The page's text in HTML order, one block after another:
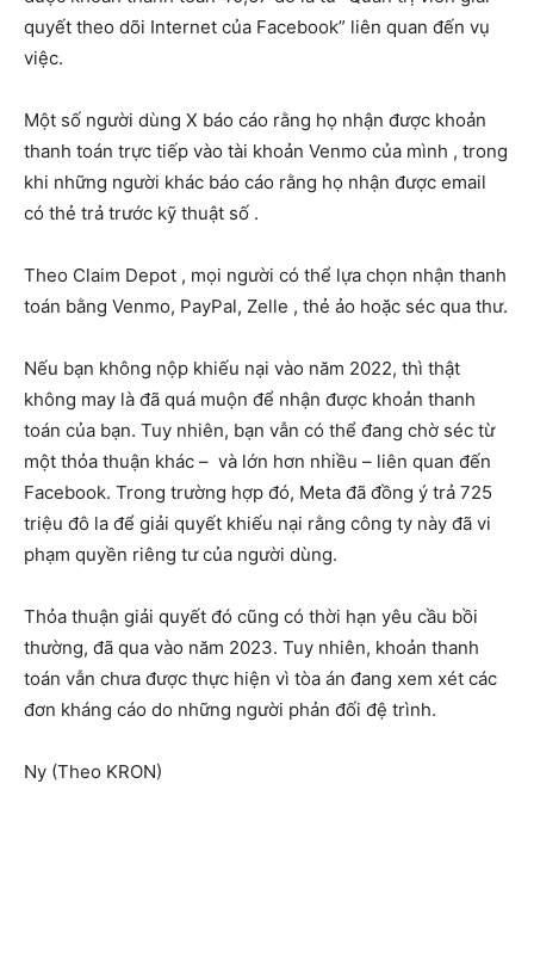
quyết theo dõi Internet của Facebook” liên quan đến vụ
việc.
Một số người dùng X báo cáo rằng họ nhận được khoản
thanh toán trực tiếp vào tài khoản Venmo của mình , trong
khi những người khác báo cáo rằng họ nhận được email
có thẻ trả trước kỹ thuật số .
Theo Claim Depot , mọi người có thể lựa chọn nhận thanh
toán bằng Venmo, PayPal, Zelle , thẻ ảo hoặc séc qua thư.
Nếu bạn không nộp khiếu nại vào năm 2022, thì thật
không may là đã quá muộn để nhận được khoản thanh
toán của bạn. Tuy nhiên, bạn vẫn có thể đang chờ séc từ
một thỏa thuận khác – và lớn hơn nhiều – liên quan đến
Facebook. Trong trường hợp đó, Meta đã đồng ý trả 725
triệu đô la để giải quyết khiếu nại rằng công ty này đã vi
phạm quyền riêng tư của người dùng.
Thỏa thuận giải quyết đó cũng có thời hạn yêu cầu bồi
thường, đã qua vào năm 2023. Tuy nhiên, khoản thanh
toán vẫn chưa được thực hiện vì tòa án đang xem xét các
đơn kháng cáo do những người phản đối đệ trình.
Ny (Theo KRON)